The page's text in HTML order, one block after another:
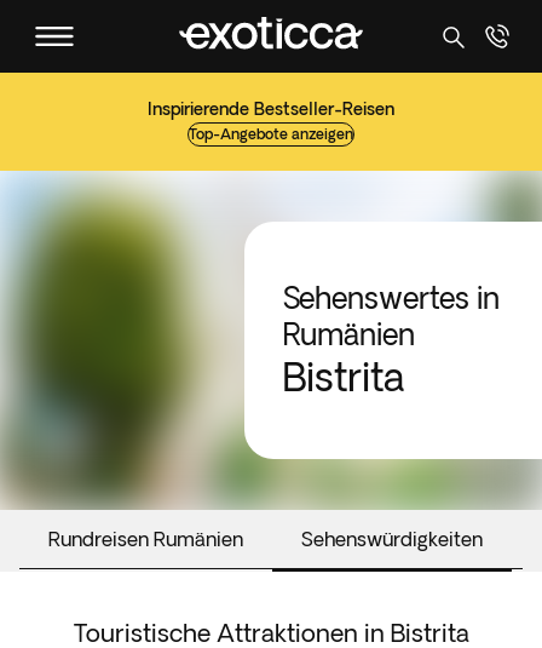
Inspirierende Bestseller-Reisen
Top-Angebote anzeigen
Sehenswertes in
Rumänien
Bistrita
Rundreisen Rumänien Sehenswürdigkeiten
Touristische Attraktionen in Bistrita